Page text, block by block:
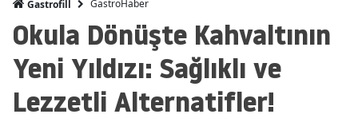
Gastrofill GastroHaber
Okula Dönüşte Kahvaltının
Yeni Yıldızı: Sağlıklı ve
Lezzetli Alternatifler!